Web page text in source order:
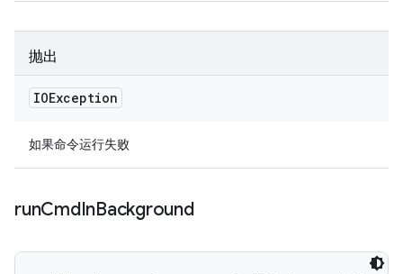
抛出
IOException
如果命令运行失败
runCmdInBackground